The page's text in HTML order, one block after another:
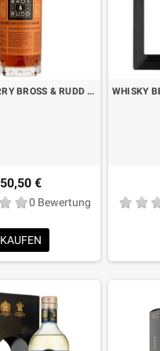
WHISKY BERRY BROSS & RUDD SHERRY FASSGEFÄHRTER BLENDED MALT CL.70
50,50 €
0 Bewertung
KAUFEN